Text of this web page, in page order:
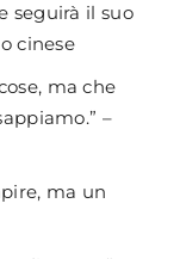
seguirà il suo
cinese
ma che
–
ma un